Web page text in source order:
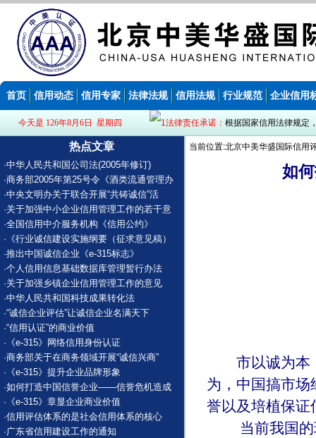
首页 信用动态 信用专家 法律法规 信用法规 行业规范 企业信用
今天是 126年8月6日 星期四 法律责任承诺： 根据国家信用法律规定
热点文章
·中华人民共和国公司法(2005年修订)
·商务部2005年第25号令《酒类流通管理办
·中央文明办关于联合开展“共铸诚信”活
·关于加强中小企业信用管理工作的若干意
·全国信用中介服务机构《信用公约》
· 《行业诚信建设实施纲要（征求意见稿）
·推出中国诚信企业《e-315标志》
·个人信用信息基础数据库管理暂行办法
·关于加强乡镇企业信用管理工作的意见
·中华人民共和国科技成果转化法
·“诚信企业评估”让诚信企业名满天下
·“信用认证”的商业价值
· 《e-315》网络信用身份认证
·商务部关于在商务领域开展“诚信兴商”
· 《e-315》提升企业品牌形象
·如何打造中国信誉企业——信誉危机造成
· 《e-315》章显企业商业价值
·信用评估体系的是社会信用体系的核心
·广东省信用建设工作的通知
当前位置:北京中美华盛国际信用
如
市以诚为本，
为，中国搞市
誉以及培植保证
当前我国的现